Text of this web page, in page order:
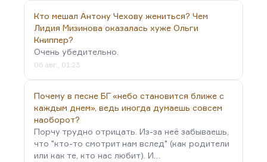
адским областям эти темные области»
,— наверное,
не так уж он не прав в своем визионерстве.
Дело в том, что Блок…
Кто мешал Антону Чехову жениться? Чем
Лидия Мизинова оказалась хуже Ольги
Книппер?
Очень убедительно.
06 авг., 01:23
Почему в песне БГ «небо становится ближе с
каждым днем», ведь иногда думаешь совсем
наоборот?
Порчу трудно отрицать. Из-за неё забываешь,
что "кто-то смотрит нам вслед" (как родители
или как те, кто нас любит). И…